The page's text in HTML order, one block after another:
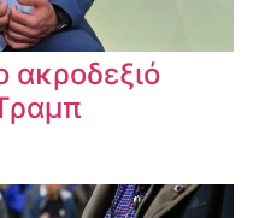
ακροδεξιό